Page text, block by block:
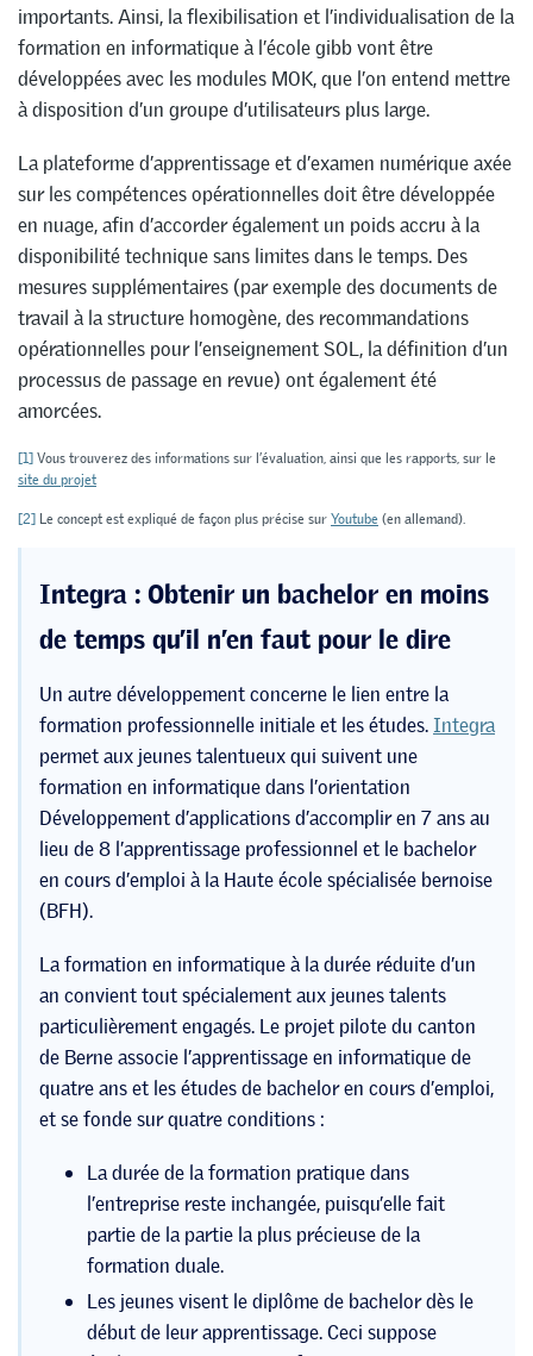
importants. Ainsi, la flexibilisation et l’individualisation de la
formation en informatique à l’école gibb vont être
développées avec les modules MOK, que l’on entend mettre
à disposition d’un groupe d’utilisateurs plus large.
La plateforme d’apprentissage et d’examen numérique axée
sur les compétences opérationnelles doit être développée
en nuage, afin d’accorder également un poids accru à la
disponibilité technique sans limites dans le temps. Des
mesures supplémentaires (par exemple des documents de
travail à la structure homogène, des recommandations
opérationnelles pour l’enseignement SOL, la définition d’un
processus de passage en revue) ont également été
amorcées.
[1]Vous trouverez des informations sur l’évaluation, ainsi que les rapports, sur le
site du projet
[2] Le concept est expliqué de façon plus précise surYoutube(en allemand).
Integra : Obtenir un bachelor en moins
de temps qu’il n’en faut pour le dire
Un autre développement concerne le lien entre la
formation professionnelle initiale et les études.Integra
permet aux jeunes talentueux qui suivent une
formation en informatique dans l’orientation
Développement d’applications d’accomplir en 7 ans au
lieu de 8 l’apprentissage professionnel et le bachelor
en cours d’emploi à la Haute école spécialisée bernoise
(BFH).
La formation en informatique à la durée réduite d’un
an convient tout spécialement aux jeunes talents
particulièrement engagés. Le projet pilote du canton
de Berne associe l’apprentissage en informatique de
quatre ans et les études de bachelor en cours d’emploi,
et se fonde sur quatre conditions :
La durée de la formation pratique dans
l’entreprise reste inchangée, puisqu’elle fait
partie de la partie la plus précieuse de la
formation duale.
Les jeunes visent le diplôme de bachelor dès le
début de leur apprentissage. Ceci suppose